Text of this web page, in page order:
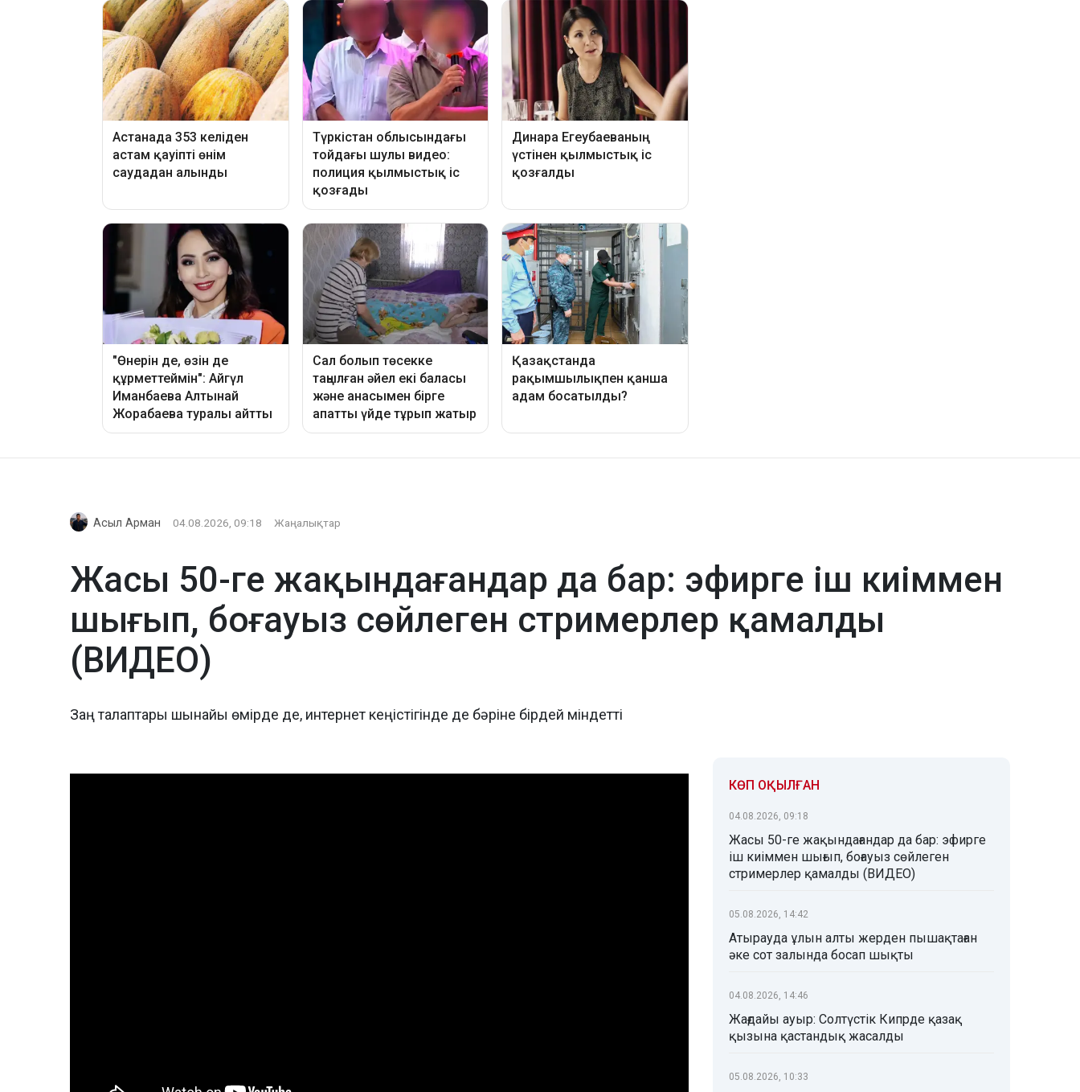
Асыл Арман 04.08.2026, 09:18 Жаңалықтар
Жасы 50-ге жақындағандар да бар: эфирге іш киіммен
шығып, боғауыз сөйлеген стримерлер қамалды
(ВИДЕО)
Заң талаптары шынайы өмірде де, интернет кеңістігінде де бәріне бірдей міндетті
КӨП ОҚЫЛҒАН
04.08.2026, 09:18
Жасы 50-ге жақындағандар да бар: эфирге
іш киіммен шығып, боғауыз сөйлеген
стримерлер қамалды (ВИДЕО)
05.08.2026, 14:42
Атырауда ұлын алты жерден пышақтаған
әке сот залында босап шықты
04.08.2026, 14:46
Жағдайы ауыр: Солтүстік Кипрде қазақ
қызына қастандық жасалды
05.08.2026, 10:33